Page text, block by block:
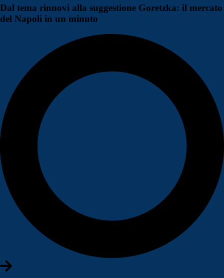
Dal tema rinnovi alla suggestione Goretzka: il mercato
del Napoli in un minuto